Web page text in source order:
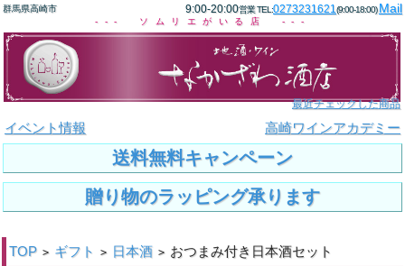
群馬県高崎市 9:00-20:00営業 TEL:0273231621(9:00-18:00)Mail
--- ソムリエがいる店 ---
最近チェックした商品
イベント情報 高崎ワインアカデミー
送料無料キャンペーン
贈り物のラッピング承ります
TOP > ギフト > 日本酒 > おつまみ付き日本酒セット